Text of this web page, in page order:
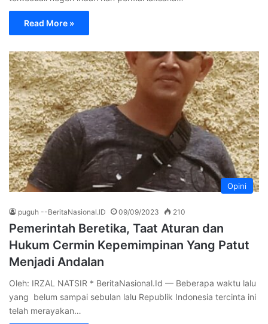
Read More »
Opini
puguh --BeritaNasional.ID 09/09/2023 210
Pemerintah Beretika, Taat Aturan dan
Hukum Cermin Kepemimpinan Yang Patut
Menjadi Andalan
Oleh: IRZAL NATSIR * BeritaNasional.Id — Beberapa waktu lalu
yang belum sampai sebulan lalu Republik Indonesia tercinta ini
telah merayakan…